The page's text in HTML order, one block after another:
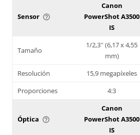
Sensor help_outline
Canon
PowerShot A3500
IS
Tamaño
1/2,3'' (6,17 x 4,55
mm)
Resolución
15,9 megapíxeles
Proporciones
4:3
Óptica help_outline
Canon
PowerShot A3500
IS